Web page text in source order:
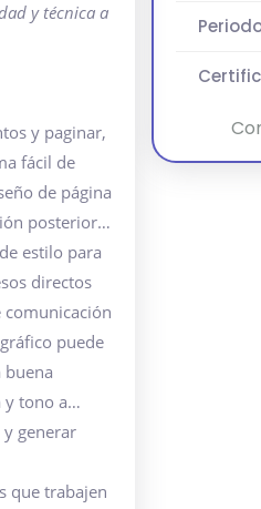
y técnica a
y paginar,
fácil de
de página
posterior
estilo para
directos
comunicación
puede
tono a
generar
que trabajen